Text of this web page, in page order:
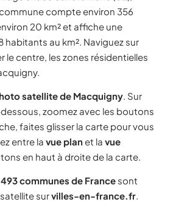
compte environ 356
20 km² et affiche une
habitants au km². Naviguez sur
le centre, les zones résidentielles
satellite de Macquigny. Sur
zoomez avec les boutons
faites glisser la carte pour vous
entre la vue planet la vue
en haut à droite de la carte.
communes de France sont
survilles-en-france.fr.